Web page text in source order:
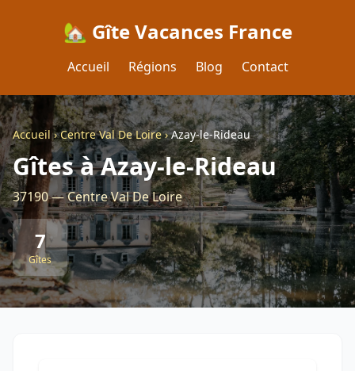
🏡 Gîte Vacances France
Accueil Régions Blog Contact
Accueil›Centre Val De Loire›Azay-le-Rideau
Gîtes à Azay-le-Rideau
37190 — Centre Val De Loire
7
Gîtes